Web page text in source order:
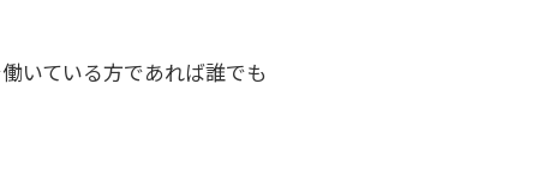
いている方であれば誰でも